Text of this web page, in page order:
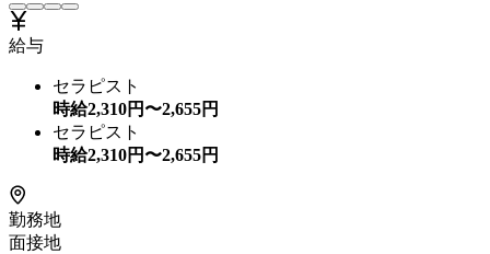
給与
セラピスト
時給2,310円〜2,655円
セラピスト
時給2,310円〜2,655円
勤務地
面接地